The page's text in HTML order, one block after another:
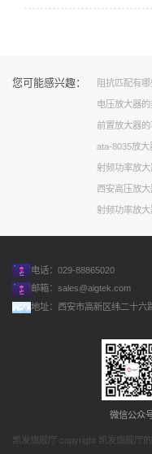
您可能感兴趣： 阻抗匹配有哪
电压放大器的
前置放大器
ata-8035放大
射频功率放
西安高压放大
射频功率放
电话：029-88865020
邮箱： sales@aigtek.com
地址：西安市高新区纬二十六
微信公众
凯发旗舰厅 copyright 凯发旗舰厅